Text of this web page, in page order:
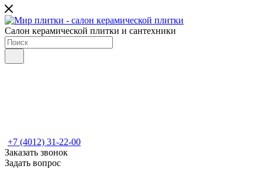
Салон керамической плитки и сантехники
+7 (4012) 31-22-00
Заказать звонок
Задать вопрос